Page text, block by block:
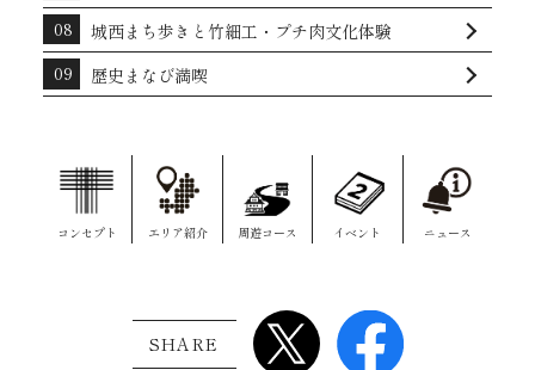
城西まち歩きと竹細工・プチ肉文化体験
歴史まなび満喫
コンセプト エリア紹介 周遊コース イベント ニュース
SHARE